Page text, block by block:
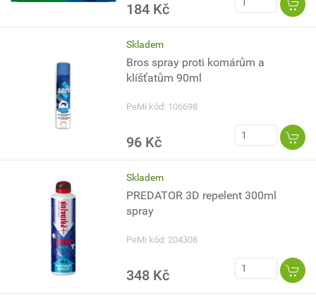
184 Kč
Skladem
Bros spray proti komárům a
klíšťatům 90ml
PeMi kód: 106698
96 Kč
Skladem
PREDATOR 3D repelent 300ml
spray
PeMi kód: 204308
348 Kč